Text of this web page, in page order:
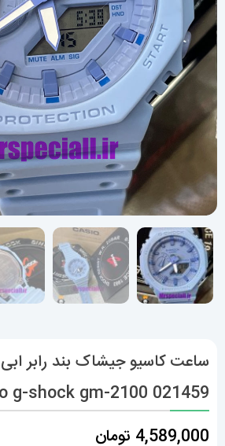
ساعت کاسیو جیشاک بند رابر
g-shock gm-2100 021459
4,589,000 تومان